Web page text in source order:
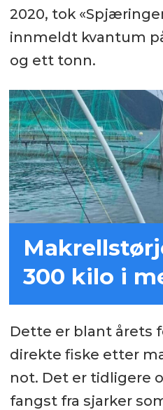
2020, tok
innmeldt kvantum
og ett tonn.
300 kilo i
Dette er blant årets
direkte fiske etter
not. Det er tidligere
fangst fra sjarker